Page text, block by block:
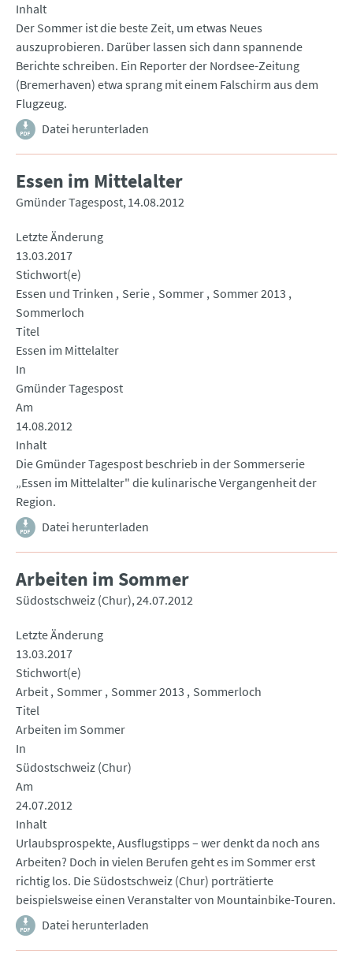
Inhalt
Der Sommer ist die beste Zeit, um etwas Neues
auszuprobieren. Darüber lassen sich dann spannende
Berichte schreiben. Ein Reporter der Nordsee-Zeitung
(Bremerhaven) etwa sprang mit einem Falschirm aus dem
Flugzeug.
Datei herunterladen
Essen im Mittelalter
Gmünder Tagespost 14.08.2012
Letzte Änderung
13.03.2017
Stichwort(e)
Essen und Trinken
Serie Sommer Sommer 2013
Sommerloch
Titel
Essen im Mittelalter
In
Gmünder Tagespost
Am
14.08.2012
Inhalt
Die Gmünder Tagespost beschrieb in der Sommerserie
„Essen im Mittelalter" die kulinarische Vergangenheit der
Region.
Datei herunterladen
Arbeiten im Sommer
Südostschweiz (Chur) 24.07.2012
Letzte Änderung
13.03.2017
Stichwort(e)
Arbeit Sommer Sommer 2013
Sommerloch
Titel
Arbeiten im Sommer
In
Südostschweiz (Chur)
Am
24.07.2012
Inhalt
Urlaubsprospekte, Ausflugstipps – wer denkt da noch ans
Arbeiten? Doch in vielen Berufen geht es im Sommer erst
richtig los. Die Südostschweiz (Chur) porträtierte
beispielsweise einen Veranstalter von Mountainbike-Touren.
Datei herunterladen